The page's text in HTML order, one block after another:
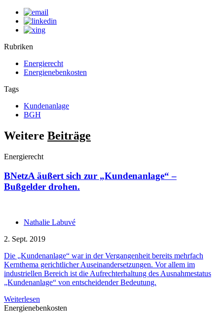
Rubriken
Energierecht
Energienebenkosten
Tags
Kundenanlage
BGH
Weitere Beiträge
Energierecht
BNetzA äußert sich zur „Kundenanlage“ –
Bußgelder drohen.
Nathalie Labuvé
2. Sept. 2019
Die „Kundenanlage“ war in der Vergangenheit bereits mehrfach
Kernthema gerichtlicher Auseinandersetzungen. Vor allem im
industriellen Bereich ist die Aufrechterhaltung des Ausnahmestatus
„Kundenanlage“ von entscheidender Bedeutung.
Weiterlesen
Energienebenkosten